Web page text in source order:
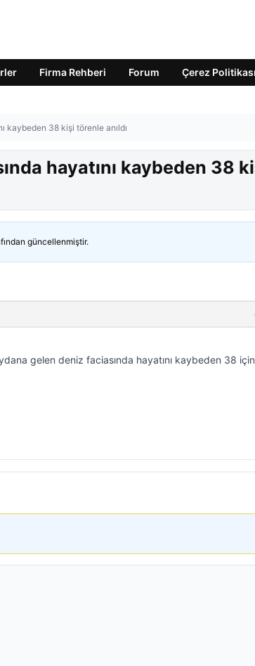
Firma Rehberi Forum Çerez Politikası
kaybeden 38 kişi törenle anıldı
hayatını kaybeden 38
güncellenmiştir.
gelen deniz faciasında hayatını kaybeden 38 için